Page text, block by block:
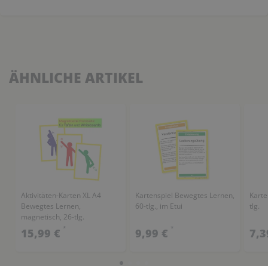
ÄHNLICHE ARTIKEL
Aktivitäten-Karten XL A4
Bewegtes Lernen,
magnetisch, 26-tlg.
15,99 € *
Kartenspiel Bewegtes Lernen,
60-tlg., im Etui
9,99 € *
tlg.